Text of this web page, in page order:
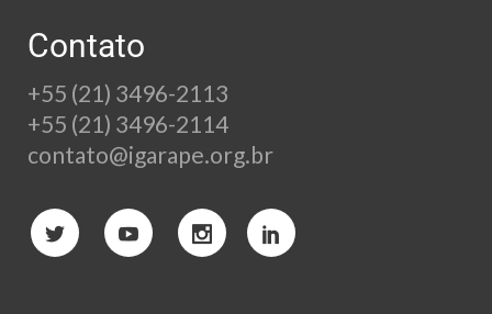
Contato
+55 (21) 3496-2113
+55 (21) 3496-2114
contato@igarape.org.br